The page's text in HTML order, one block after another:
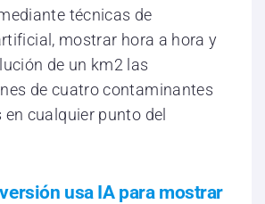
técnicas de
mostrar hora a hora y
de un km2 las
de cuatro contaminantes
cualquier punto del
usa IA para mostrar